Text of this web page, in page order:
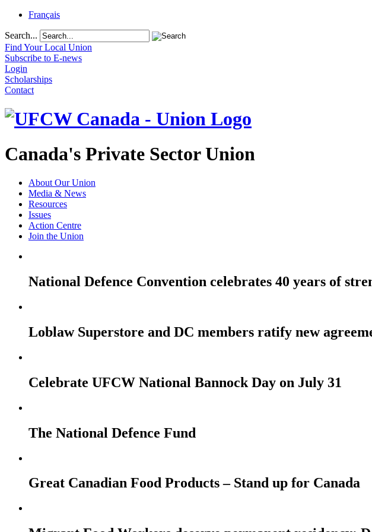
Français
Search...
Find Your Local Union
Subscribe to E-news
Login
Scholarships
Contact
Canada's Private Sector Union
About Our Union
Media & News
Resources
Issues
Action Centre
Join the Union
National Defence Convention celebrates 40 years of
Loblaw Superstore and DC members ratify new
Celebrate UFCW National Bannock Day on July 31
The National Defence Fund
Great Canadian Food Products – Stand up for Canada